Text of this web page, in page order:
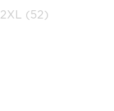
2XL (52)